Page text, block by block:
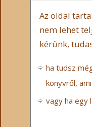
Az oldal
nem lehet
kérünk,
ha tudsz
könyvről,
vagy ha egy